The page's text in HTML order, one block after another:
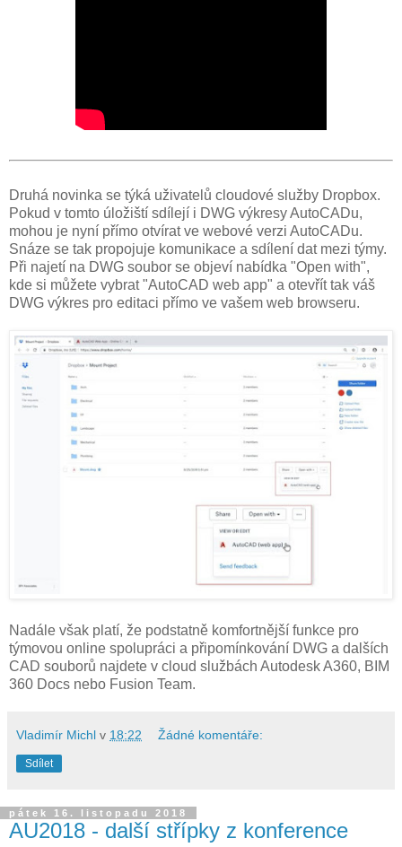
Druhá novinka se týká uživatelů cloudové služby Dropbox.
Pokud v tomto úložiští sdílejí i DWG výkresy AutoCADu,
mohou je nyní přímo otvírat ve webové verzi AutoCADu.
Snáze se tak propojuje komunikace a sdílení dat mezi týmy.
Při najetí na DWG soubor se objeví nabídka "Open with",
kde si můžete vybrat "AutoCAD web app" a otevřít tak váš
DWG výkres pro editaci přímo ve vašem web browseru.
Nadále však platí, že podstatně komfortnější funkce pro
týmovou online spolupráci a připomínkování DWG a dalších
CAD souborů najdete v cloud službách Autodesk A360, BIM
360 Docs nebo Fusion Team.
Vladimír Michl v 18:22 Žádné komentáře:
Sdílet
pátek 16. listopadu 2018
AU2018 - další střípky z konference